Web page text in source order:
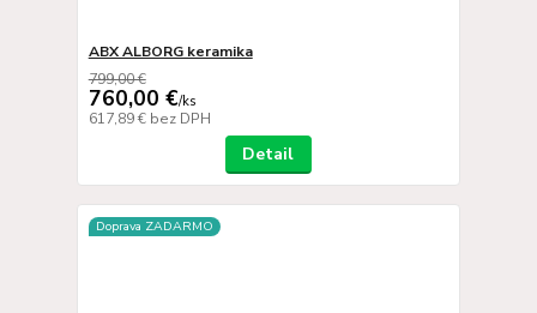
ABX ALBORG keramika
799,00 €
760,00 €/ks
617,89 € bez DPH
Detail
Doprava ZADARMO